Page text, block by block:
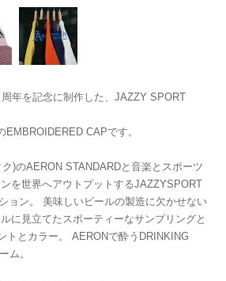
年を記念に制作した、JAZZY SPORT
EMBROIDERED CAPです。
)のAERON STANDARDと音楽とスポーツ
を世界へアウトプットするJAZZYSPORT
ョン。 美味しいビールの製造に欠かせない
に見立てたスポーティーなサンプリングと
トとカラー。 AERONで酔うDRINKING
ム。